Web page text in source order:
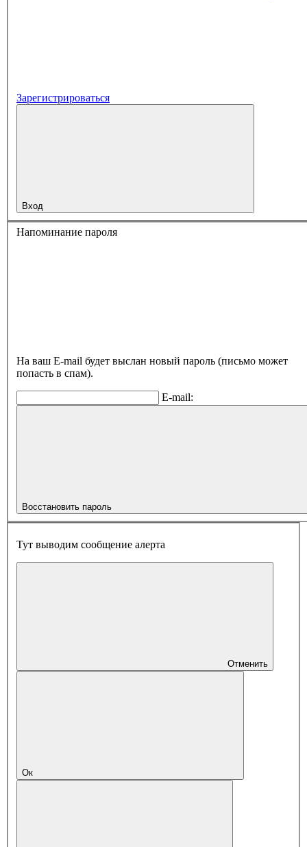
Зарегистрироваться
Вход
Напоминание пароля
На ваш E-mail будет выслан новый пароль (письмо может
попасть в спам).
E-mail:
Восстановить пароль
Тут выводим сообщение алерта
Отменить
Ок